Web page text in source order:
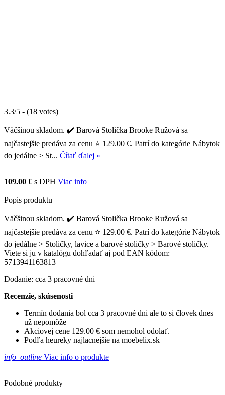
3.3/5 - (18 votes)
Väčšinou skladom. ✔️ Barová Stolička Brooke Ružová sa
najčastejšie predáva za cenu ⭐ 129.00 €. Patrí do kategórie Nábytok
do jedálne > St... Čítať ďalej »
109.00 € s DPH Viac info
Popis produktu
Väčšinou skladom. ✔️ Barová Stolička Brooke Ružová sa
najčastejšie predáva za cenu ⭐ 129.00 €. Patrí do kategórie Nábytok
do jedálne > Stoličky, lavice a barové stoličky > Barové stoličky.
Viete si ju v katalógu dohľadať aj pod EAN kódom:
5713941163813
Dodanie: cca 3 pracovné dni
Recenzie, skúsenosti
Termín dodania bol cca 3 pracovné dni ale to si človek dnes
už nepomôže
Akciovej cene 129.00 € som nemohol odolať.
Podľa heureky najlacnejšie na moebelix.sk
info_outline Viac info o produkte
Podobné produkty